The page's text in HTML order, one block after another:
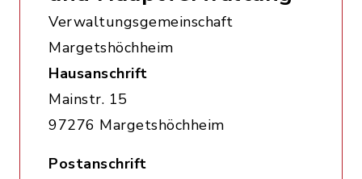
Verwaltungsgemeinschaft
Margetshöchheim
Hausanschrift
Mainstr. 15
97276 Margetshöchheim
Postanschrift